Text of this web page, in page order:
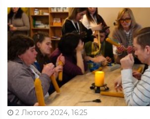
2 Лютого 2024, 16:25